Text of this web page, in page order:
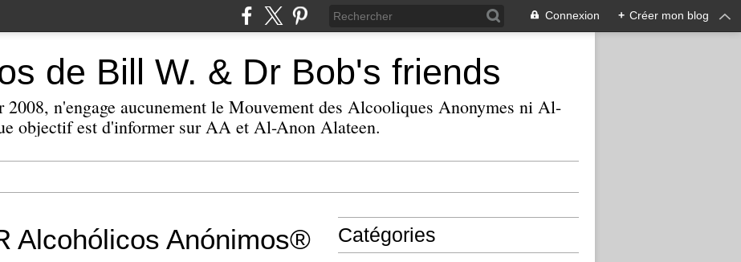
Connexion + Créer mon blog
de Bill W. & Dr Bob's friends
2008, n'engage aucunement le Mouvement des Alcooliques Anonymes ni Al-
objectif est d'informer sur AA et Al-Anon Alateen.
Alcohólicos Anónimos® Catégories